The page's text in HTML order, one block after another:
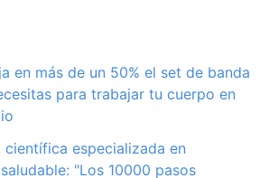
en más de un 50% el set de banda
para trabajar tu cuerpo en
científica especializada en
"Los 10000 pasos